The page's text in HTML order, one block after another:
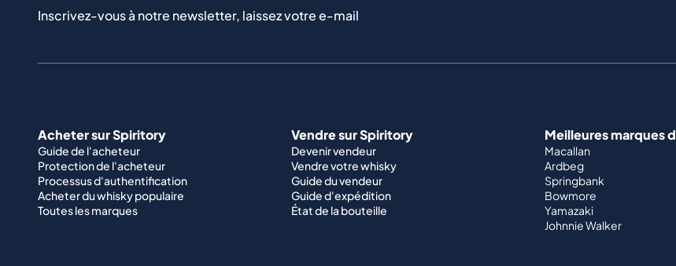
Inscrivez-vous à notre newsletter, laissez votre e-mail
Acheter sur Spiritory
Guide de l'acheteur
Protection de l'acheteur
Processus d'authentification
Acheter du whisky populaire
Toutes les marques
Vendre sur Spiritory
Devenir vendeur
Vendre votre whisky
Guide du vendeur
Guide d'expédition
État de la bouteille
Meilleures marques
Macallan
Ardbeg
Springbank
Bowmore
Yamazaki
Johnnie Walker